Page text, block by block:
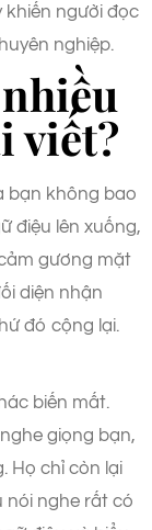
khiến người đọc
nghiệp.
viết?
bạn không bao
điệu lên xuống,
gương mặt
diện nhận
đó cộng lại.
biến mất.
giọng bạn,
Họ chỉ còn lại
nói nghe rất có